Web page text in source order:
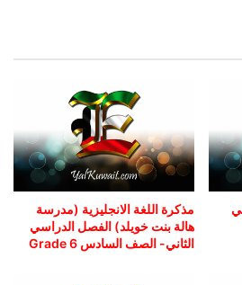
مذكرة اللغة الانجليزية (مدرسة
هالة بنت خويلد) الفصل الدراسي
الثاني- الصف السادس Grade 6